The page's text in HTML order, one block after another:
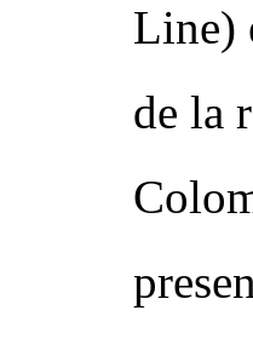
Line)
de la